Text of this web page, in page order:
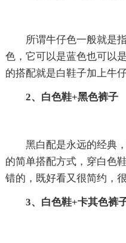
所谓牛仔色一般就是指
色，它可以是蓝色也可以
的搭配就是白鞋子加上牛仔
2、白色鞋+黑色裤子
黑白配是永远的经典，
的简单搭配方式，穿白色
错的，既好看又很简约，
3、白色鞋+卡其色裤